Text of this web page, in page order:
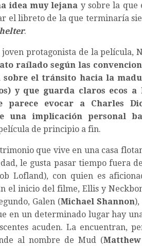
idea muy lejana y sobre la
el libreto de la que terminaría
.
joven protagonista de la película,
raílado según las
el tránsito hacia la
y que guarda claros ecos
parece evocar a Charles
una implicación personal
de principio a fin.
que vive en una casa
le gusta pasar tiempo fuera
Lofland), con quien es
el inicio del filme, Ellis y
Galen (Michael Shannon),
en un determinado lugar hay
acuden. La encuentran,
al nombre de Mud (